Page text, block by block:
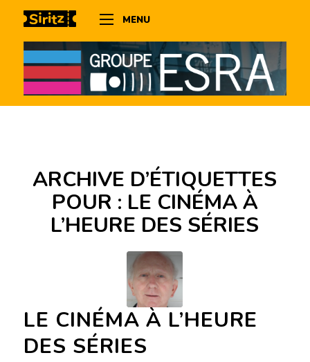
MENU
ARCHIVE D’ÉTIQUETTES
POUR : LE CINÉMA À
L’HEURE DES SÉRIES
LE CINÉMA À L’HEURE
DES SÉRIES